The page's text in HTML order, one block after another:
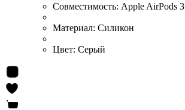
Совместимость: Apple AirPods 3
Материал: Силикон
Цвет: Серый